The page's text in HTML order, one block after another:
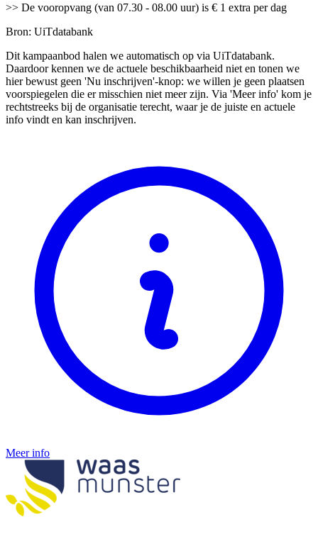
>> De vooropvang (van 07.30 - 08.00 uur) is € 1 extra per dag
Bron: UiTdatabank
Dit kampaanbod halen we automatisch op via UiTdatabank.
Daardoor kennen we de actuele beschikbaarheid niet en tonen we
hier bewust geen 'Nu inschrijven'-knop: we willen je geen plaatsen
voorspiegelen die er misschien niet meer zijn. Via 'Meer info' kom je
rechtstreeks bij de organisatie terecht, waar je de juiste en actuele
info vindt en kan inschrijven.
Meer info